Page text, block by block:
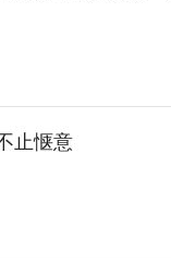
止惬意